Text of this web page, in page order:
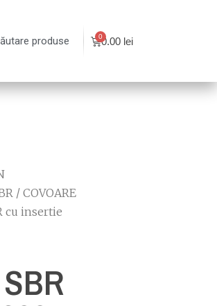
produse 0.00 lei
/ COVOARE
cu insertie